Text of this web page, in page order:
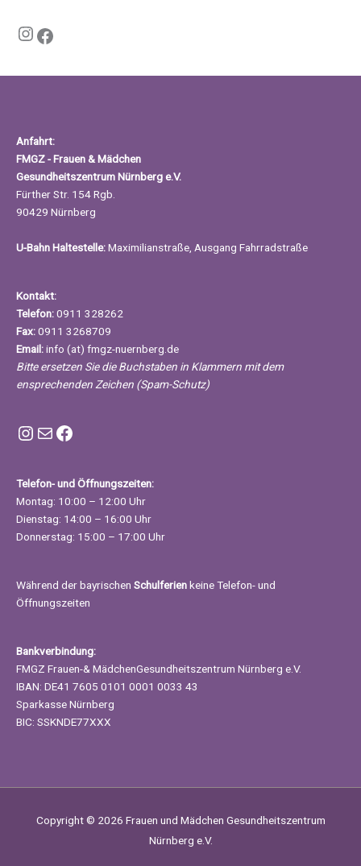
InstagramFacebook
Anfahrt:
FMGZ - Frauen & Mädchen
Gesundheitszentrum Nürnberg e.V.
Fürther Str. 154 Rgb.
90429 Nürnberg
U-Bahn Haltestelle:Maximilianstraße, Ausgang Fahrradstraße
Kontakt:
Telefon:0911 328262
Fax:0911 3268709
Email:info (at) fmgz-nuernberg.de
Bitte ersetzen Sie die Buchstaben in Klammern mit dem
ensprechenden Zeichen (Spam-Schutz)
Instagram FMGZ Nürnberg
E-MailFacebook
Telefon- und Öffnungszeiten:
Montag: 10:00 – 12:00 Uhr
Dienstag: 14:00 – 16:00 Uhr
Donnerstag: 15:00 – 17:00 Uhr
Während der bayrischen Schulferienkeine Telefon- und
Öffnungszeiten
Bankverbindung:
FMGZ Frauen-& MädchenGesundheitszentrum Nürnberg e.V.
IBAN: DE41 7605 0101 0001 0033 43
Sparkasse Nürnberg
BIC: SSKNDE77XXX
Copyright © 2026 Frauen und Mädchen Gesundheitszentrum
Nürnberg e.V.